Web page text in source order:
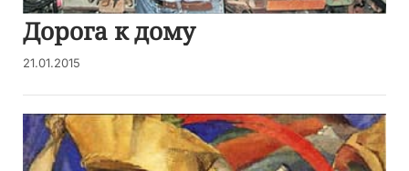
Дорога к дому
21.01.2015